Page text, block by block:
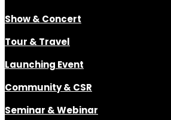
Show & Concert
Tour & Travel
Launching Event
Community & CSR
Seminar & Webinar